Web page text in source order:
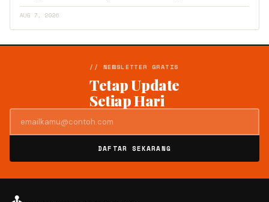
AUG 7, 2026
// NEWSLETTER GRATIS
Tetap Update
Setiap Hari
DAFTAR SEKARANG